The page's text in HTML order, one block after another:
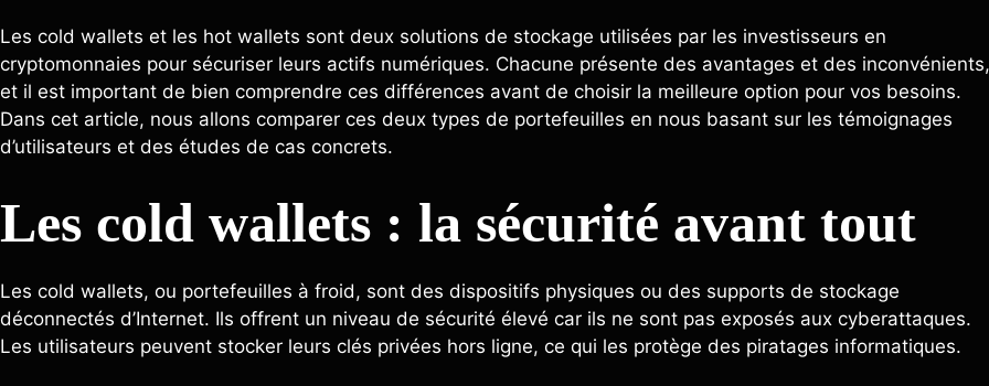
Les cold wallets et les hot wallets sont deux solutions de stockage utilisées par les investisseurs en
cryptomonnaies pour sécuriser leurs actifs numériques. Chacune présente des avantages et des inconvénients,
et il est important de bien comprendre ces différences avant de choisir la meilleure option pour vos besoins.
Dans cet article, nous allons comparer ces deux types de portefeuilles en nous basant sur les témoignages
d’utilisateurs et des études de cas concrets.
Les cold wallets : la sécurité avant tout
Les cold wallets, ou portefeuilles à froid, sont des dispositifs physiques ou des supports de stockage
déconnectés d’Internet. Ils offrent un niveau de sécurité élevé car ils ne sont pas exposés aux cyberattaques.
Les utilisateurs peuvent stocker leurs clés privées hors ligne, ce qui les protège des piratages informatiques.